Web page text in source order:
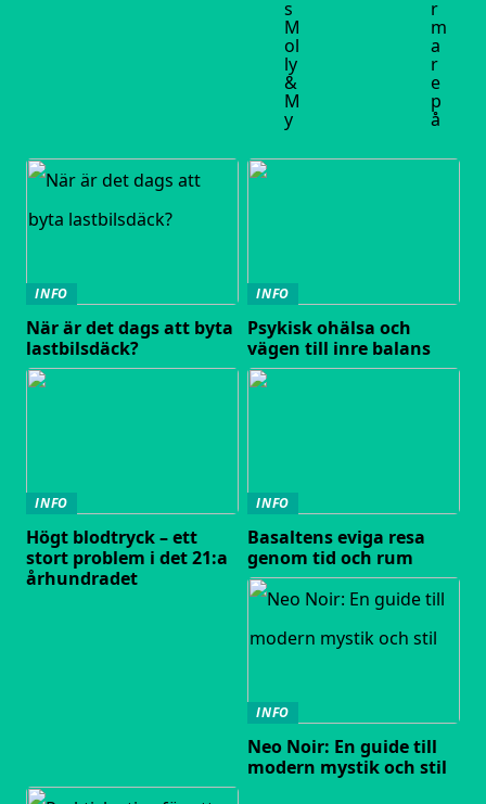
s
M
ol
ly
&
M
y
r
m
a
r
e
p
å
INFO
När är det dags att byta
lastbilsdäck?
INFO
Psykisk ohälsa och
vägen till inre balans
INFO
Högt blodtryck – ett
stort problem i det 21:a
århundradet
INFO
Basaltens eviga resa
genom tid och rum
INFO
Neo Noir: En guide till
modern mystik och stil